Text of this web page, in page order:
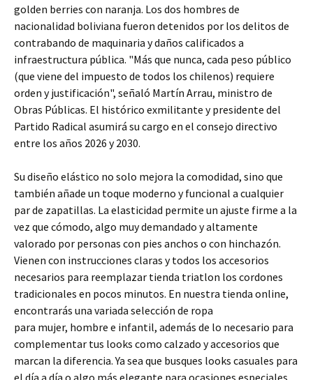
golden berries con naranja. Los dos hombres de
nacionalidad boliviana fueron detenidos por los delitos de
contrabando de maquinaria y daños calificados a
infraestructura pública. "Más que nunca, cada peso público
(que viene del impuesto de todos los chilenos) requiere
orden y justificación", señaló Martín Arrau, ministro de
Obras Públicas. El histórico exmilitante y presidente del
Partido Radical asumirá su cargo en el consejo directivo
entre los años 2026 y 2030.
Su diseño elástico no solo mejora la comodidad, sino que
también añade un toque moderno y funcional a cualquier
par de zapatillas. La elasticidad permite un ajuste firme a la
vez que cómodo, algo muy demandado y altamente
valorado por personas con pies anchos o con hinchazón.
Vienen con instrucciones claras y todos los accesorios
necesarios para reemplazar tienda triatlon los cordones
tradicionales en pocos minutos. En nuestra tienda online,
encontrarás una variada selección de ropa
para mujer, hombre e infantil, además de lo necesario para
complementar tus looks como calzado y accesorios que
marcan la diferencia. Ya sea que busques looks casuales para
el día a día o algo más elegante para ocasiones especiales,